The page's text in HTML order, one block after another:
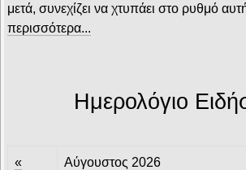
μετά, συνεχίζει να χτυπάει στο ρυθμό
περισσότερα...
Ημερολόγιο
« Αύγουστος 2026